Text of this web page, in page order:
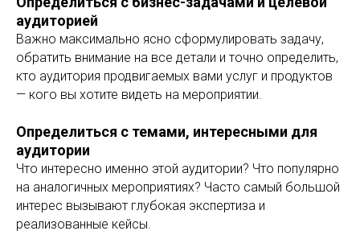
аудиторией
Важно максимально ясно сформулировать задачу,
обратить внимание на все детали и точно определить,
кто аудитория продвигаемых вами услуг и продуктов
— кого вы хотите видеть на мероприятии.
Определиться с темами, интересными для
аудитории
Что интересно именно этой аудитории? Что популярно
на аналогичных мероприятиях? Часто самый большой
интерес вызывают глубокая экспертиза и
реализованные кейсы.